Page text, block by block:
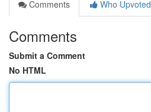
Comments
Who Upvoted
Comments
Submit a Comment
No HTML